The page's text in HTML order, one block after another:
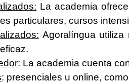
La academia
particulares, cursos
Agoralíngua
La academia cuenta
: presenciales u online,